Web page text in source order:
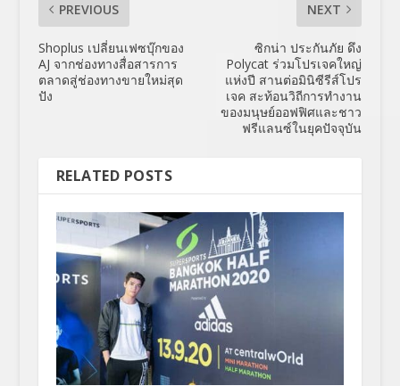
PREVIOUS
Shoplus เปลี่ยนเฟซบุ๊กของ
AJ จากช่องทางสื่อสารการ
ตลาดสู่ช่องทางขายใหม่สุด
ปัง
NEXT
ซิกน่า ประกันภัย ดึง
Polycat ร่วมโปรเจคใหญ่
แห่งปี สานต่อมินิซีรีส์โปร
เจค สะท้อนวิถีการทำงาน
ของมนุษย์ออฟฟิศและชาว
ฟรีแลนซ์ในยุคปัจจุบัน
RELATED POSTS